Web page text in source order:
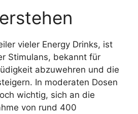
vieler Energy Drinks, ist
Stimulans, bekannt für
abzuwehren und die
In moderaten Dosen
wichtig, sich an die
von rund 400